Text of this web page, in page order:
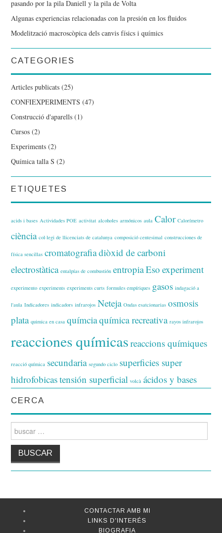
pasando por la pila Daniell y la pila de Volta
Algunas experiencias relacionadas con la presión en los fluidos
Modelització macroscòpica dels canvis físics i químics
CATEGORIES
Articles publicats (25)
CONFIEXPERIMENTS (47)
Construcció d'aparells (1)
Cursos (2)
Experiments (2)
Química talla S (2)
ETIQUETES
acids i bases Actividades POE activitat alcoholes armónicos aula Calor Calorímetro
ciència col·legi de llicenciats de catalunya composició centesimal construcciones de
física sencillas cromatografiadiòxid de carboni
electrostàtica entalpías de combustión entropiaEso experiment
experimento experiments experiments curts formules empíriques gasos indagació a
l'aula Indicadores indicadors infrarojos Neteja Ondas esatcionarias osmosis
plata quimica en casa químciaquímica recreativa rayos infrarojos
reacciones químicasreaccions químiques
reacció química secundaria segundo ciclo superficies super
hidrofobicastensión superficial volcà ácidos y bases
CERCA
Search for:
CONTACTAR AMB MI
LINKS D'INTERÉS
BIOGRAFIA